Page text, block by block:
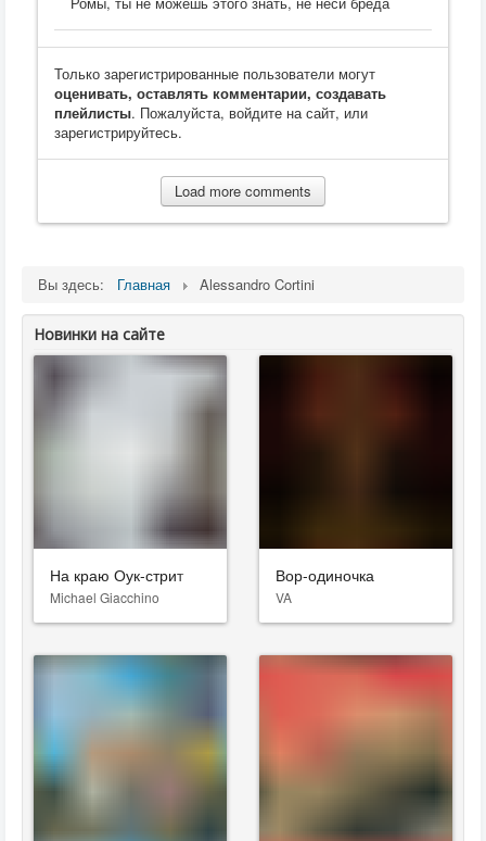
Только зарегистрированные пользователи могут
оценивать, оставлять комментарии, создавать
плейлисты. Пожалуйста, войдите на сайт, или
зарегистрируйтесь.
Load more comments
Вы здесь: Главная Alessandro Cortini
Новинки на сайте
На краю Оук-стрит
Michael Giacchino
Вор-одиночка
VA